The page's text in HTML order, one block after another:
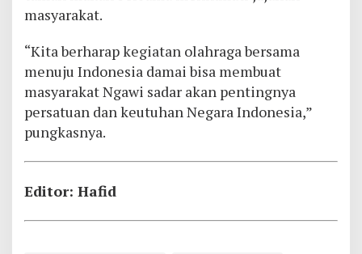
masyarakat.
“Kita berharap kegiatan olahraga bersama
menuju Indonesia damai bisa membuat
masyarakat Ngawi sadar akan pentingnya
persatuan dan keutuhan Negara Indonesia,”
pungkasnya.
Editor: Hafid